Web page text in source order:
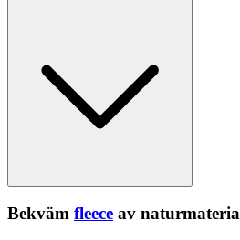
Bekväm fleece av